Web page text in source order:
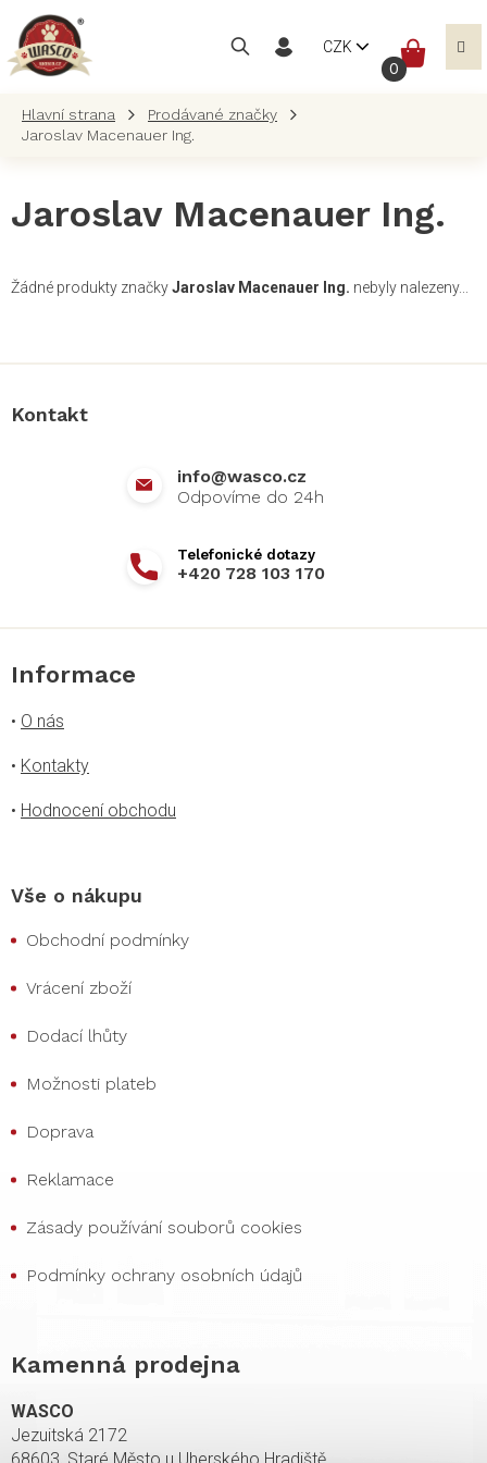
obsah
CZK
Prodávané značky
Jaroslav Macenauer Ing.
Jaroslav Macenauer Ing.
Žádné produkty značkyJaroslav Macenauer Ing. nebyly nalezeny...
Kontakt
info@wasco.cz
+420 728 103 170
Informace
• O nás
• Kontakty
• Hodnocení obchodu
Vše o nákupu
Obchodní podmínky
Vrácení zboží
Dodací lhůty
Možnosti plateb
Doprava
Reklamace
Zásady používání souborů cookies
Podmínky ochrany osobních údajů
Kamenná prodejna
WASCO
Jezuitská 2172